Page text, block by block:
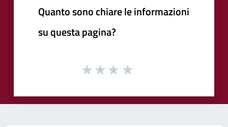
Quanto sono chiare le informazioni
su questa pagina?